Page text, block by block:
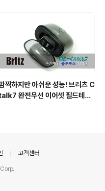
찍하지만 아쉬운 성능! 브리츠 C
완전무선 이어셋 필드테스
고객센터